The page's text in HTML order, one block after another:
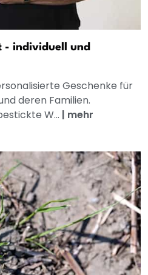
- individuell und
Geschenke für
deren Familien.
W... | mehr